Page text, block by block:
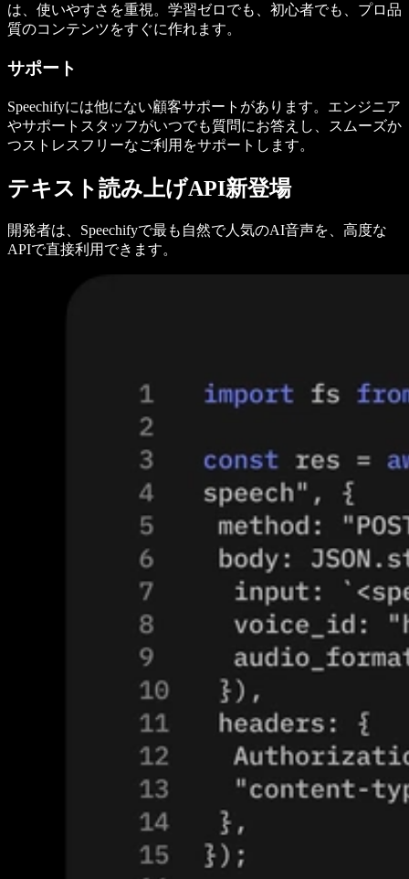
は、使いやすさを重視。学習ゼロでも、初心者でも、プロ品
質のコンテンツをすぐに作れます。
サポート
Speechifyには他にない顧客サポートがあります。エンジニア
やサポートスタッフがいつでも質問にお答えし、スムーズか
つストレスフリーなご利用をサポートします。
テキスト読み上げAPI新登場
開発者は、Speechifyで最も自然で人気のAI音声を、高度な
APIで直接利用できます。